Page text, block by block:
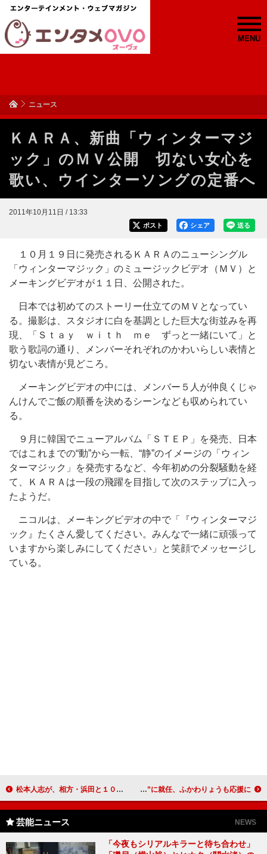
MENU
ニュース
ＫＡＲＡ、新曲「ウィンターマジ
ック」のＭＶ公開 切ない女心を
歌い、ウインターソングの定番へ
2011年10月11日 / 13:33
送る
シェア
ポスト
１０月１９日に発売されるＫＡＲＡのニューシングル
「ウィンターマジック」のミュージックビデオ（ＭＶ）と
メーキングビデオが１１日、公開された。
日本では初めてのストーリー仕立てのＭＶとなってい
る。撮影は、スタジオに白を基調とした巨大な街並みを再
現、「Ｓｔａｙ ｗｉｔｈ ｍｅ ずっと一緒にいて」と
歌う歌詞の通り、メンバーそれぞれのかわいらしい表情と
切ない表情が見どころ。
メーキングビデオの中には、メンバー５人が仲良くじゃ
んけんでご飯の順番を決めるシーンなども収められてい
る。
９月に韓国でニューアルバム「ＳＴＥＰ」を発売、日本
ではこれまでの“動”から一転、“静”のイメージの「ウィン
ターマジック」を発売するなど、今年初めの分裂騒動を経
て、ＫＡＲＡは一段の飛躍を目指して次のステップに入っ
たようだ。
ニコルは、メーキングビデオの中で「『ウィンターマジ
ック』たくさん愛してください。みんなで一緒に頑張って
いますから楽しみにしてください」と笑顔でメッセージし
ている。
松本人志が、相方・浜田と１０年ぶりのコント ＮＨＫでレギュラーコント番組が開始 辺見えみり、東ＭＡＸと安めぐみ「付き合っていた」 “やまなし大使”に就任、ふかわりょうも応援に
芸能ニュース NEWS
「今夜もシリアルキラーと待ち合わせ」